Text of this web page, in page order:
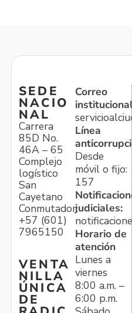
SEDE
NACIO
NAL
Carrera
85D No.
46A – 65
Complejo
logístico
San
Cayetano
Conmutador:
+57 (601)
7965150
VENTA
NILLA
ÚNICA
DE
Correo
Línea
Desde
móvil o fijo:
157
judiciales:
Horario de
atención
Lunes a
viernes
8:00 a.m. –
6:00 p.m.